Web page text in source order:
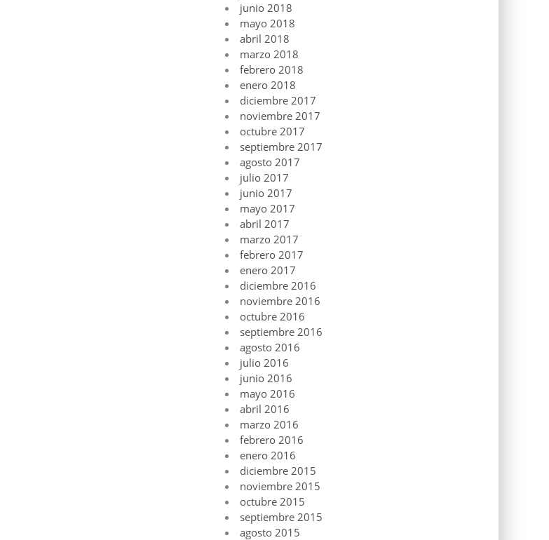
junio 2018
mayo 2018
abril 2018
marzo 2018
febrero 2018
enero 2018
diciembre 2017
noviembre 2017
octubre 2017
septiembre 2017
agosto 2017
julio 2017
junio 2017
mayo 2017
abril 2017
marzo 2017
febrero 2017
enero 2017
diciembre 2016
noviembre 2016
octubre 2016
septiembre 2016
agosto 2016
julio 2016
junio 2016
mayo 2016
abril 2016
marzo 2016
febrero 2016
enero 2016
diciembre 2015
noviembre 2015
octubre 2015
septiembre 2015
agosto 2015